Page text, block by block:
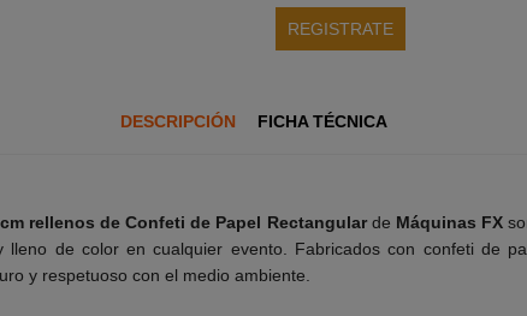
REGISTRATE
DESCRIPCIÓN FICHA TÉCNICA
rellenos de Confeti de Papel Rectangularde Máquinas FX
lleno de color en cualquier evento. Fabricados con confeti de
y respetuoso con el medio ambiente.